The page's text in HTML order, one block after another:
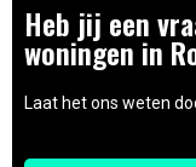
Heb jij een
woningen in
Laat het ons weten